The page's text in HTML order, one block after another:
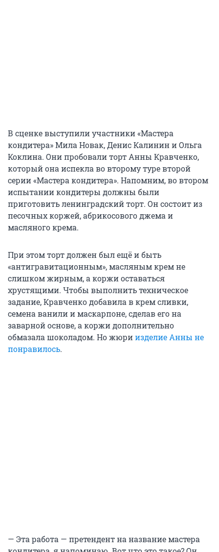
В сценке выступили участники «Мастера
кондитера» Мила Новак, Денис Калинин и Ольга
Коклина. Они пробовали торт Анны Кравченко,
который она испекла во второму туре второй
серии «Мастера кондитера». Напомним, во втором
испытании кондитеры должны были
приготовить ленинградский торт. Он состоит из
песочных коржей, абрикосового джема и
масляного крема.
При этом торт должен был ещё и быть
«антигравитационным», масляным крем не
слишком жирным, а коржи оставаться
хрустящими. Чтобы выполнить техническое
задание, Кравченко добавила в крем сливки,
семена ванили и маскарпоне, сделав его на
заварной основе, а коржи дополнительно
обмазала шоколадом. Но жюриизделие Анны не
понравилось.
— Эта работа — претендент на название мастера